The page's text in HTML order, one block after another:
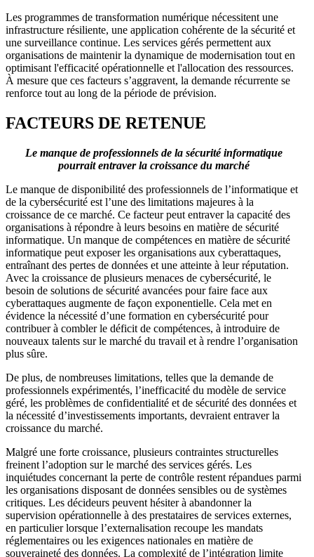
Les programmes de transformation numérique nécessitent une
infrastructure résiliente, une application cohérente de la sécurité et
une surveillance continue. Les services gérés permettent aux
organisations de maintenir la dynamique de modernisation tout en
optimisant l'efficacité opérationnelle et l'allocation des ressources.
À mesure que ces facteurs s’aggravent, la demande récurrente se
renforce tout au long de la période de prévision.
FACTEURS DE RETENUE
Le manque de professionnels de la sécurité informatique
pourrait entraver la croissance du marché
Le manque de disponibilité des professionnels de l’informatique et
de la cybersécurité est l’une des limitations majeures à la
croissance de ce marché. Ce facteur peut entraver la capacité des
organisations à répondre à leurs besoins en matière de sécurité
informatique. Un manque de compétences en matière de sécurité
informatique peut exposer les organisations aux cyberattaques,
entraînant des pertes de données et une atteinte à leur réputation.
Avec la croissance de plusieurs menaces de cybersécurité, le
besoin de solutions de sécurité avancées pour faire face aux
cyberattaques augmente de façon exponentielle. Cela met en
évidence la nécessité d’une formation en cybersécurité pour
contribuer à combler le déficit de compétences, à introduire de
nouveaux talents sur le marché du travail et à rendre l’organisation
plus sûre.
De plus, de nombreuses limitations, telles que la demande de
professionnels expérimentés, l’inefficacité du modèle de service
géré, les problèmes de confidentialité et de sécurité des données et
la nécessité d’investissements importants, devraient entraver la
croissance du marché.
Malgré une forte croissance, plusieurs contraintes structurelles
freinent l’adoption sur le marché des services gérés. Les
inquiétudes concernant la perte de contrôle restent répandues parmi
les organisations disposant de données sensibles ou de systèmes
critiques. Les décideurs peuvent hésiter à abandonner la
supervision opérationnelle à des prestataires de services externes,
en particulier lorsque l’externalisation recoupe les mandats
réglementaires ou les exigences nationales en matière de
souveraineté des données. La complexité de l’intégration limite